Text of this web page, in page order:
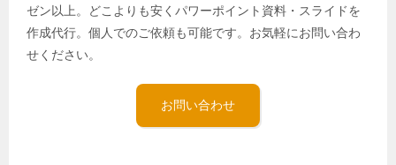
ゼン以上。どこよりも安くパワーポイント資料・スライドを
作成代行。個人でのご依頼も可能です。お気軽にお問い合わ
せください。
お問い合わせ